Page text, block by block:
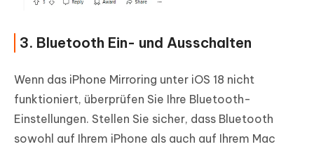
3. Bluetooth Ein- und Ausschalten
Wenn das iPhone Mirroring unter iOS 18 nicht
funktioniert, überprüfen Sie Ihre Bluetooth-
Einstellungen. Stellen Sie sicher, dass Bluetooth
sowohl auf Ihrem iPhone als auch auf Ihrem Mac